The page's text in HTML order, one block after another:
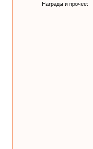
Награды и прочее: